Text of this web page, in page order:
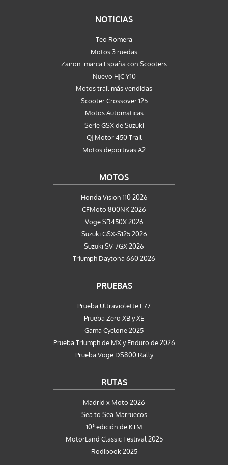
NOTICIAS
Teo Romera
Motos 3 ruedas
Zairon: marca España con Scooters
Nuevo HJC Y10
Motos trail más vendidas
Scooter Crossover 125
Motos Automaticas
Serie GSX de Suzuki
QJ Motor 450 Trail
Motos deportivas A2
MOTOS
Honda Vision 110 2026
CFMoto 800NK 2026
Voge SR450X 2026
Suzuki GSX-S125 2026
Suzuki SV-7GX 2026
Triumph Daytona 660 2026
PRUEBAS
Prueba Ultraviolette F77
Prueba Zero XB y XE
Gama Cyclone 2025
Prueba Triumph de MX y Enduro de 2026
Prueba Voge DS800 Rally
RUTAS
Madrid x Moto 2026
Sea to Sea Marruecos
10ª edición de KTM
MotorLand Classic Festival 2025
Rodibook 2025